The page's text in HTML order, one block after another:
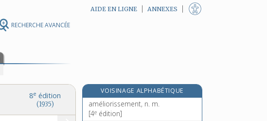
RECHERCHE AVANCÉE
AIDE EN LIGNE ANNEXES
8e édition
(1935)
VOISINAGE ALPHABÉTIQUE
améliorer, v. tr.
améliorissement, n. m.
[4e édition]